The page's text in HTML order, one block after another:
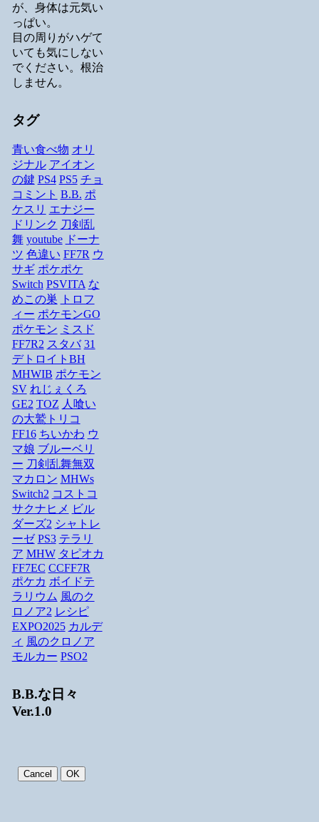
が、身体は元気い
っぱい。
目の周りがハゲて
いても気にしない
でください。根治
しません。
タグ
青い食べ物 オリ
ジナル アイオン
の鍵 PS4 PS5 チョ
コミント B.B. ポ
ケスリ エナジー
ドリンク 刀剣乱
舞 youtube
ドーナ
ツ 色違い FF7R ウ
サギ ポケポケ
Switch PSVITA な
めこの巣
トロフ
ィー ポケモンGO
ポケモン ミスド
FF7R2 スタバ 31
デトロイトBH
MHWIB ポケモン
SV れじぇくろ
GE2 TOZ 人喰い
の大鷲トリコ
FF16 ちいかわ ウ
マ娘 ブルーベリ
ー 刀剣乱舞無双
マカロン MHWs
Switch2 コストコ
サクナヒメ ビル
ダーズ2 シャトレ
ーゼ PS3 テラリ
ア MHW タピオカ
FF7EC CCFF7R
ポケカ ボイドテ
ラリウム 風のク
ロノア2 レシピ
EXPO2025 カルデ
ィ 風のクロノア
モルカー PSO2
B.B.な日々
Ver.1.0